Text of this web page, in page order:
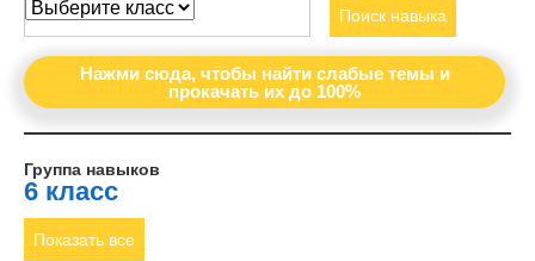
Поиск навыка
Нажми сюда, чтобы найти слабые темы и
прокачать их до 100%
Группа навыков
6 класс
Показать все